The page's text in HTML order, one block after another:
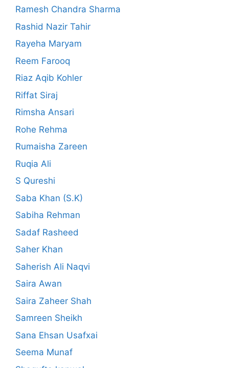
Ramesh Chandra Sharma
Rashid Nazir Tahir
Rayeha Maryam
Reem Farooq
Riaz Aqib Kohler
Riffat Siraj
Rimsha Ansari
Rohe Rehma
Rumaisha Zareen
Ruqia Ali
S Qureshi
Saba Khan (S.K)
Sabiha Rehman
Sadaf Rasheed
Saher Khan
Saherish Ali Naqvi
Saira Awan
Saira Zaheer Shah
Samreen Sheikh
Sana Ehsan Usafxai
Seema Munaf